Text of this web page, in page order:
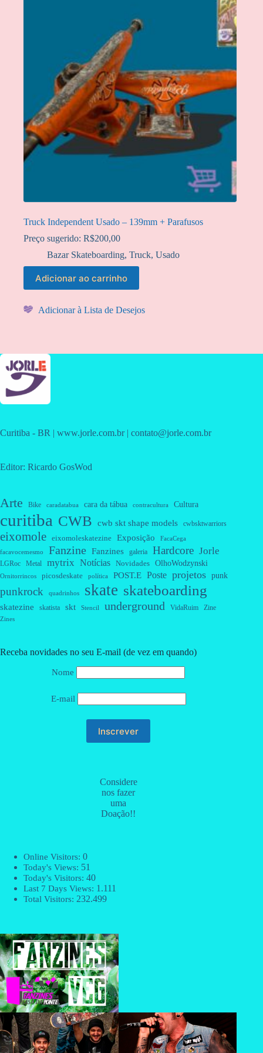
Truck Independent Usado – 139mm + Parafusos
Preço sugerido: R$200,00
Bazar Skateboarding, Truck, Usado
Adicionar ao carrinho
Adicionar à Lista de Desejos
Curitiba - BR | www.jorle.com.br | contato@jorle.com.br
Editor: Ricardo GosWod
Arte Bike caradatabua cara da tábua contracultura Cultura
curitiba CWB cwb skt shape models cwbsktwarriors
eixomole eixomoleskatezine Exposição FacaCega
facavocemesmo Fanzine Fanzines galeria Hardcore Jorle
LGRoc Metal mytrix Notícias Novidades OlhoWodzynski
Ornitorrincos picosdeskate política POST.E Poste projetos punk
punkrock quadrinhos skate skateboarding
skatezine skatista skt Stencil underground VidaRuim Zine
Zines
Receba novidades no seu E-mail (de vez em quando)
Nome
E-mail
Considere
nos fazer
uma
Doação!!
Online Visitors: 0
Today's Views: 51
Today's Visitors: 40
Last 7 Days Views: 1.111
Total Visitors: 232.499